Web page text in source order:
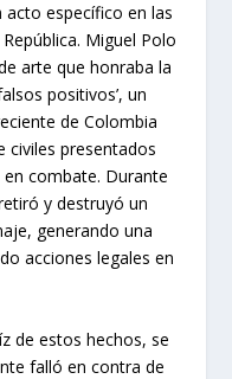
específico en las
Miguel Polo
arte que honraba la
positivos’, un
de Colombia
civiles presentados
combate. Durante
y destruyó un
generando una
acciones legales en
de estos hechos, se
falló en contra de